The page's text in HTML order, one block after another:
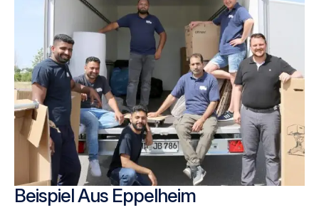
Beispiel Aus Eppelheim